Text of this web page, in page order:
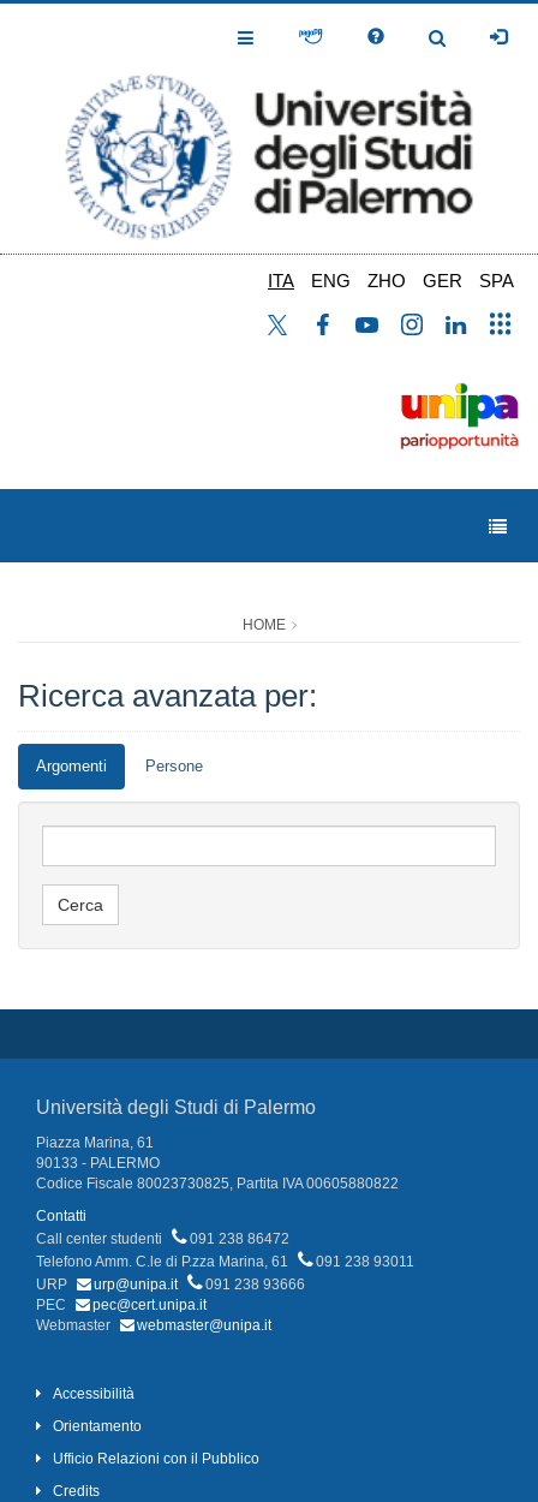
Toggle
Toggle
ITA ENG ZHO GER SPA
HOME
Ricerca avanzata per:
Argomenti Persone
Università degli Studi di Palermo
Piazza Marina, 61
90133 - PALERMO
Codice Fiscale 80023730825, Partita IVA 00605880822
Contatti
Call center studenti
091 238 86472
Telefono Amm. C.le di P.zza Marina, 61
091 238 93011
URP
urp@unipa.it
091 238 93666
PEC
pec@cert.unipa.it
Webmaster
webmaster@unipa.it
Accessibilità
Orientamento
Ufficio Relazioni con il Pubblico
Credits